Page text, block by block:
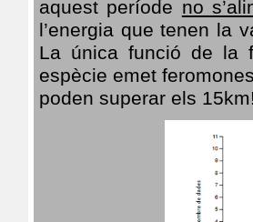
aquest període no
l’energia que tenen la
La única funció de la
espècie emet
poden superar els